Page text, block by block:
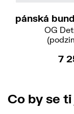
pánská
OG
7
Co by se